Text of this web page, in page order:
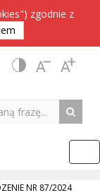
zgodnie z
NR 87/2024